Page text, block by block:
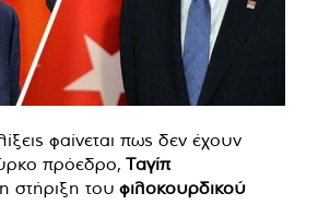
φαίνεται πως δεν έχουν
πρόεδρο, Ταγίπ
στήριξη του φιλοκουρδικού